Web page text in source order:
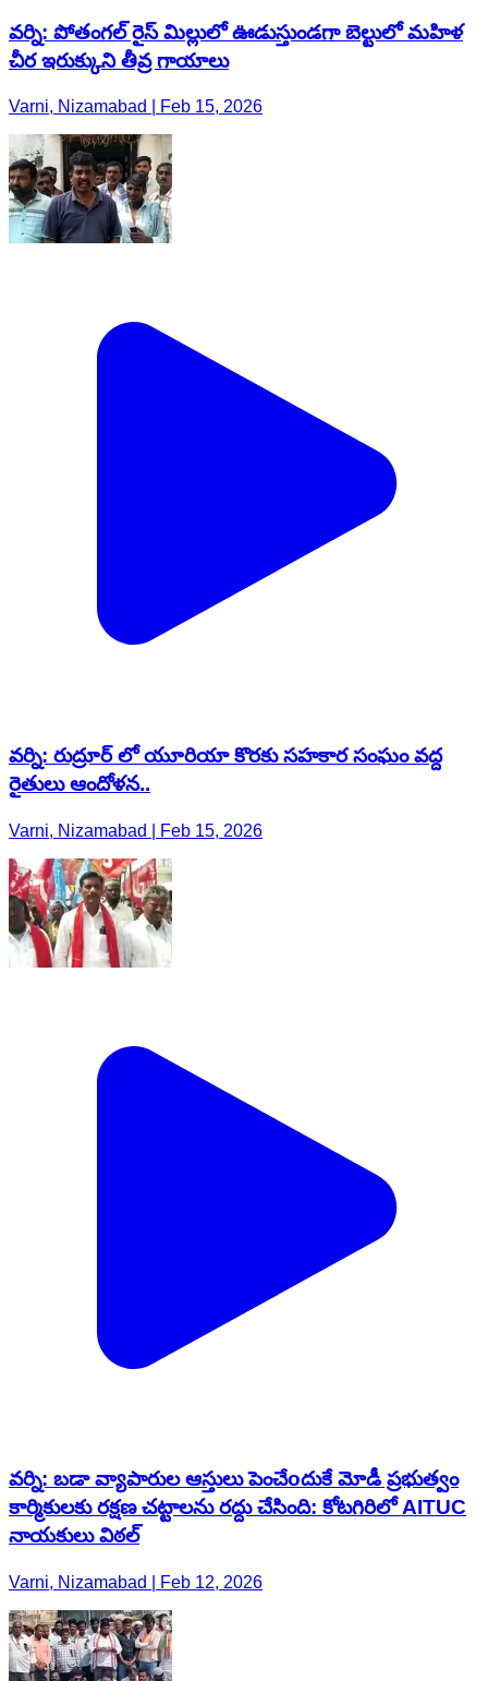
వర్ని: పోతంగల్ రైస్ మిల్లులో ఊడుస్తుండగా బెల్టులో మహిళ
చీర ఇరుక్కుని తీవ్ర గాయాలు
Varni, Nizamabad | Feb 15, 2026
వర్ని: రుద్రూర్ లో యూరియా కొరకు సహకార సంఘం వద్ద
రైతులు ఆందోళన..
Varni, Nizamabad | Feb 15, 2026
వర్ని: బడా వ్యాపారుల ఆస్తులు పెంచేoదుకే మోడీ ప్రభుత్వం
కార్మికులకు రక్షణ చట్టాలను రద్దు చేసింది: కోటగిరిలో AITUC
నాయకులు విఠల్
Varni, Nizamabad | Feb 12, 2026